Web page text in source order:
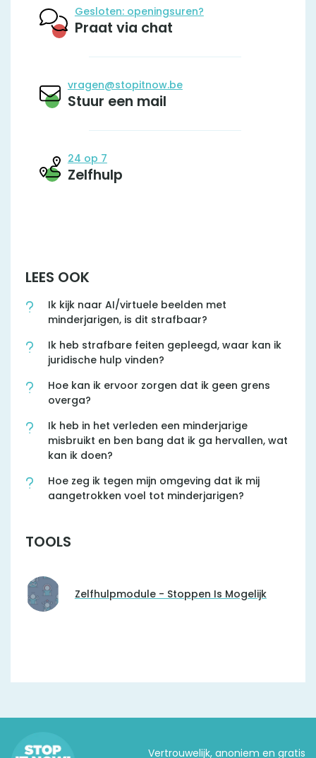
Gesloten: openingsuren?
Praat via chat
vragen@stopitnow.be
Stuur een mail
24 op 7
Zelfhulp
LEES OOK
Ik kijk naar AI/virtuele beelden met
minderjarigen, is dit strafbaar?
Ik heb strafbare feiten gepleegd, waar kan ik
juridische hulp vinden?
Hoe kan ik ervoor zorgen dat ik geen grens
overga?
Ik heb in het verleden een minderjarige
misbruikt en ben bang dat ik ga hervallen, wat
kan ik doen?
Hoe zeg ik tegen mijn omgeving dat ik mij
aangetrokken voel tot minderjarigen?
TOOLS
Zelfhulpmodule - Stoppen Is Mogelijk
Vertrouwelijk, anoniem en gratis